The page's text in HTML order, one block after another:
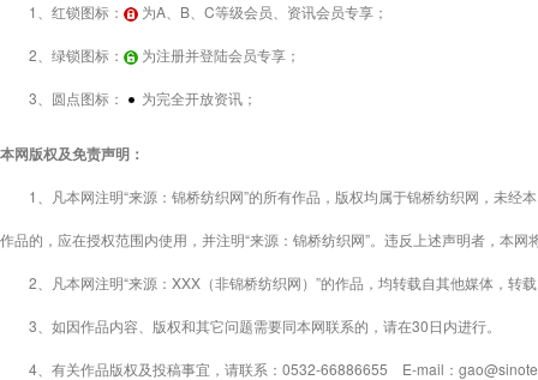
1、红锁图标： 为A、B、C等级会员、资讯会员专享；
2、绿锁图标： 为注册并登陆会员专享；
3、圆点图标： 为完全开放资讯；
本网版权及免责声明：
1、凡本网注明“来源：锦桥纺织网”的所有作品，版权均属于锦桥纺织网，未经
作品的，应在授权范围内使用，并注明“来源：锦桥纺织网”。违反上述声明者，本网
2、凡本网注明“来源：XXX（非锦桥纺织网）”的作品，均转载自其他媒体，转
3、如因作品内容、版权和其它问题需要同本网联系的，请在30日内进行。
4、有关作品版权及投稿事宜，请联系：0532-66886655 E-mail：